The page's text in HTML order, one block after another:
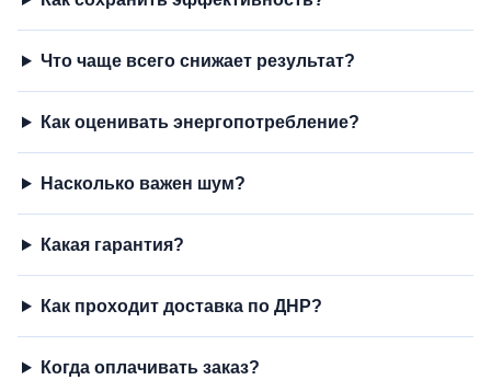
Что чаще всего снижает результат?
Как оценивать энергопотребление?
Насколько важен шум?
Какая гарантия?
Как проходит доставка по ДНР?
Когда оплачивать заказ?